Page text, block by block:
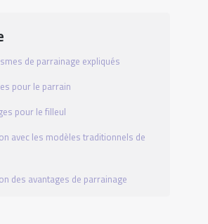
de parrainage expliqués
pour le parrain
pour le filleul
avec les modèles traditionnels de
des avantages de parrainage